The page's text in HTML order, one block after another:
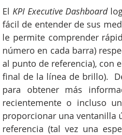
El KPI Executive Dashboard
fácil de entender de sus
le permite comprender
número en cada barra)
al punto de referencia), con
final de la línea de brillo).
para obtener más
recientemente o incluso
proporcionar una ventanilla
referencia (tal vez una